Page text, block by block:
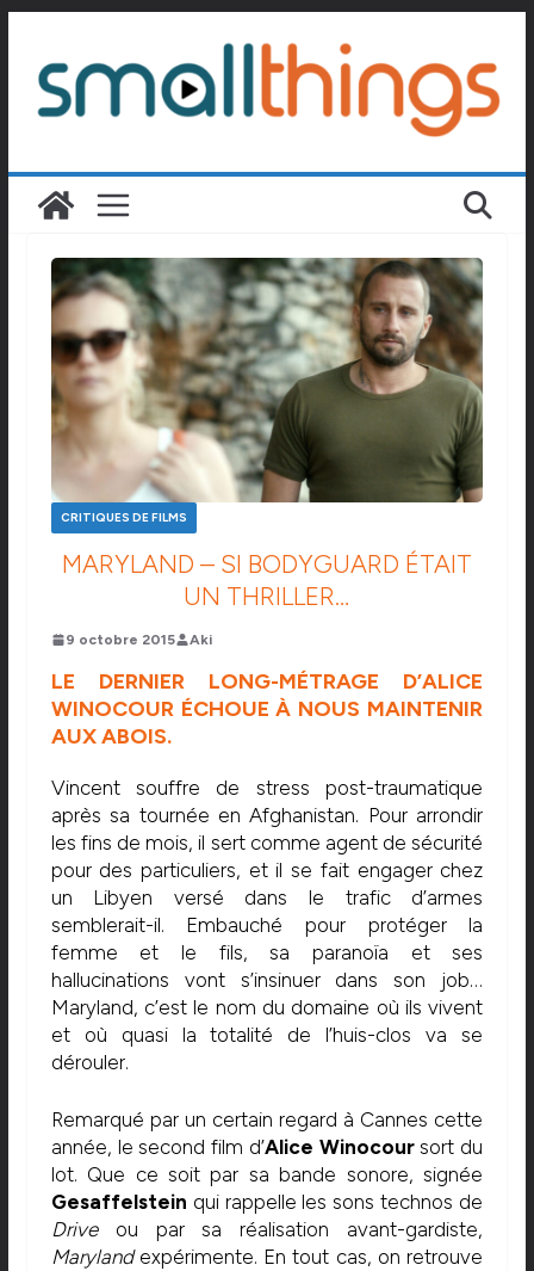
contenu
CRITIQUES DE FILMS
MARYLAND – SI BODYGUARD ÉTAIT
UN THRILLER…
9 octobre 2015 Aki
LE DERNIER LONG-MÉTRAGE D’ALICE
WINOCOUR ÉCHOUE À NOUS MAINTENIR
AUX ABOIS.
Vincent souffre de stress post-traumatique
après sa tournée en Afghanistan. Pour arrondir
les fins de mois, il sert comme agent de sécurité
pour des particuliers, et il se fait engager chez
un Libyen versé dans le trafic d’armes
semblerait-il. Embauché pour protéger la
femme et le fils, sa paranoïa et ses
hallucinations vont s’insinuer dans son job…
Maryland, c’est le nom du domaine où ils vivent
et où quasi la totalité de l’huis-clos va se
dérouler.
Remarqué par un certain regard à Cannes cette
année, le second film d’Alice Winocoursort du
lot. Que ce soit par sa bande sonore, signée
Gesaffelstein qui rappelle les sons technos de
Driveou par sa réalisation avant-gardiste,
Marylandexpérimente. En tout cas, on retrouve